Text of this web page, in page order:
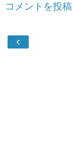
コメントを投稿
‹